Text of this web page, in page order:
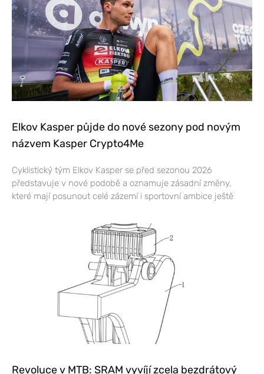
Elkov Kasper půjde do nové sezony pod novým
názvem Kasper Crypto4Me
Cyklistický tým Elkov Kasper se před sezonou 2026
představuje v nové podobě a oznamuje zásadní změny,
které mají posunout celé zázemí i sportovní ambice ještě
Revoluce v MTB: SRAM vyvíjí zcela bezdrátový